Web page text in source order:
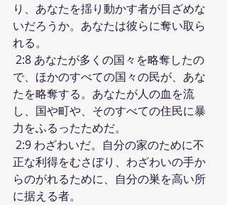
り、あなたを揺り動かす者が目ざめな
いだろうか。あなたは彼らに奪い取ら
れる。
で、ほかのすべての国々の民が、あな
たを略奪する。あなたが人の血を流
し、国や町や、そのすべての住民に暴
力をふるったためだ。
正な利得をむさぼり、わざわいの手か
らのがれるために、自分の巣を高い所
に据える者。